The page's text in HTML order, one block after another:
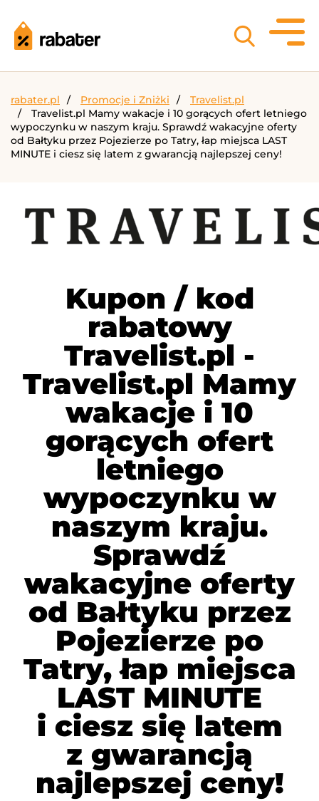
rabater.pl Promocje i Zniżki
Travelist.pl
Travelist.pl Mamy wakacje i 10 gorących ofert letniego
wypoczynku w naszym kraju. Sprawdź wakacyjne oferty
od Bałtyku przez Pojezierze po Tatry, łap miejsca LAST
MINUTE i ciesz się latem z gwarancją najlepszej ceny!
Kupon / kod
rabatowy
Travelist.pl -
Travelist.pl Mamy
wakacje i 10
gorących ofert
letniego
wypoczynku w
naszym kraju.
Sprawdź
wakacyjne oferty
od Bałtyku przez
Pojezierze po
Tatry, łap miejsca
LAST MINUTE
i ciesz się latem
z gwarancją
najlepszej ceny!